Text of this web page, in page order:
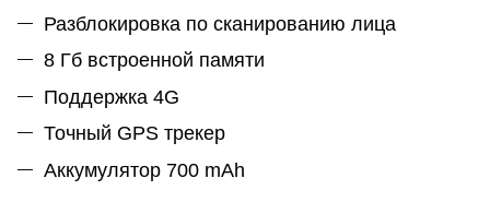
Разблокировка по сканированию лица
8 Гб встроенной памяти
Поддержка 4G
Точный GPS трекер
Аккумулятор 700 mAh